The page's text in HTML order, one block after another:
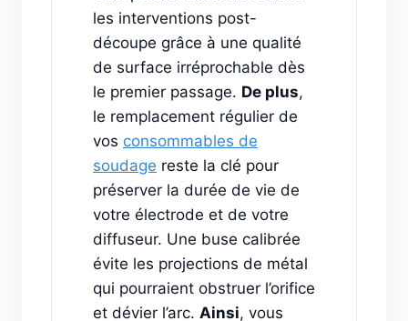
les interventions post-
découpe grâce à une qualité
de surface irréprochable dès
le premier passage. De plus,
le remplacement régulier de
vos consommables de
soudage reste la clé pour
préserver la durée de vie de
votre électrode et de votre
diffuseur. Une buse calibrée
évite les projections de métal
qui pourraient obstruer l’orifice
et dévier l’arc. Ainsi, vous